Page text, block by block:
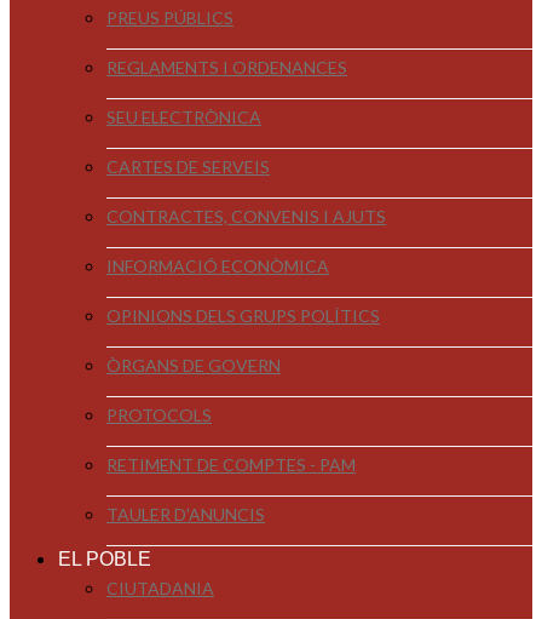
PREUS PÚBLICS
REGLAMENTS I ORDENANCES
SEU ELECTRÒNICA
CARTES DE SERVEIS
CONTRACTES, CONVENIS I AJUTS
INFORMACIÓ ECONÒMICA
OPINIONS DELS GRUPS POLÍTICS
ÒRGANS DE GOVERN
PROTOCOLS
RETIMENT DE COMPTES - PAM
TAULER D'ANUNCIS
EL POBLE
CIUTADANIA